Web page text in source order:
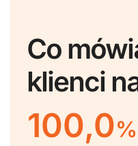
Co
klienci
100,0%